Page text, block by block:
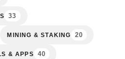
33
MINING & STAKING 20
& APPS 40